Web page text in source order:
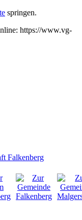
springen.
https://www.vg-